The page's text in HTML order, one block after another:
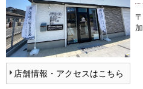
店舗情報・アクセスはこちら